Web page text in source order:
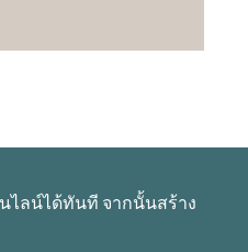
ไลน์ได้ทันที จากนั้นสร้าง